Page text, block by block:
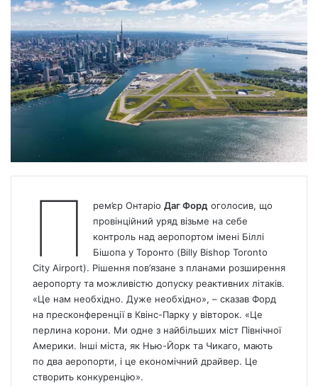
П рем’єр Онтаріо Даг Фордоголосив, що
провінційний уряд візьме на себе
контроль над аеропортом імені Біллі
Бішопа у Торонто (Billy Bishop Toronto
City Airport). Рішення пов’язане з планами розширення
аеропорту та можливістю допуску реактивних літаків.
«Це нам необхідно. Дуже необхідно», – сказав Форд
на пресконференції в Квінс-Парку у вівторок. «Це
перлина корони. Ми одне з найбільших міст Північної
Америки. Інші міста, як Нью-Йорк та Чикаго, мають
по два аеропорти, і це економічний драйвер. Це
створить конкуренцію».